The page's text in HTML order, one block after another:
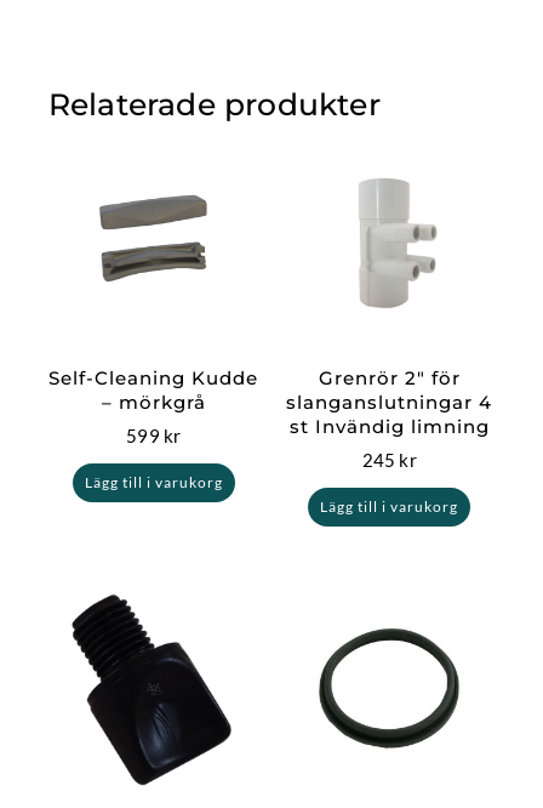
Relaterade produkter
Self-Cleaning Kudde
– mörkgrå
599 kr
Lägg till i varukorg
Grenrör 2″ för
slanganslutningar 4
st Invändig limning
245 kr
Lägg till i varukorg